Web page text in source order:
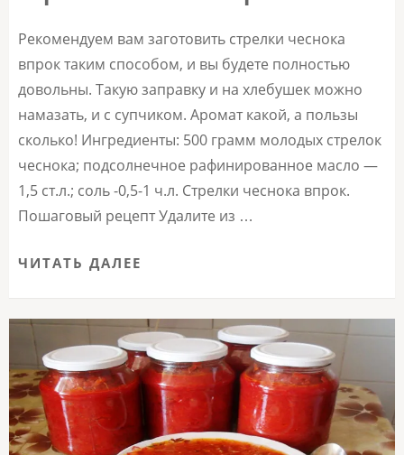
Рекомендуем вам заготовить стрелки чеснока
впрок таким способом, и вы будете полностью
довольны. Такую заправку и на хлебушек можно
намазать, и с супчиком. Аромат какой, а пользы
сколько! Ингредиенты: 500 грамм молодых стрелок
чеснока; подсолнечное рафинированное масло —
1,5 ст.л.; соль -0,5-1 ч.л. Стрелки чеснока впрок.
Пошаговый рецепт Удалите из …
ЧИТАТЬ ДАЛЕЕ